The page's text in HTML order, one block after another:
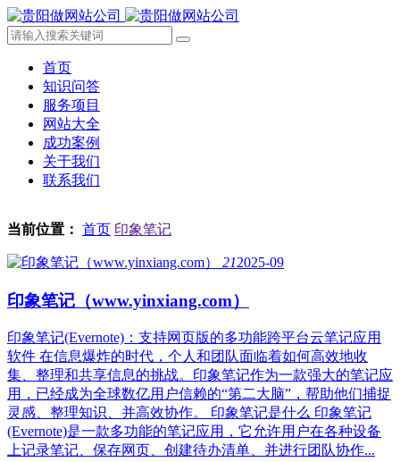
首页
知识问答
服务项目
网站大全
成功案例
关于我们
联系我们
当前位置： 首页 印象笔记
212025-09
印象笔记（www.yinxiang.com）
印象笔记(Evernote)：支持网页版的多功能跨平台云笔记应用
软件 在信息爆炸的时代，个人和团队面临着如何高效地收
集、整理和共享信息的挑战。印象笔记作为一款强大的笔记应
用，已经成为全球数亿用户信赖的“第二大脑”，帮助他们捕捉
灵感、整理知识、并高效协作。 印象笔记是什么 印象笔记
(Evernote)是一款多功能的笔记应用，它允许用户在各种设备
上记录笔记、保存网页、创建待办清单、并进行团队协作...